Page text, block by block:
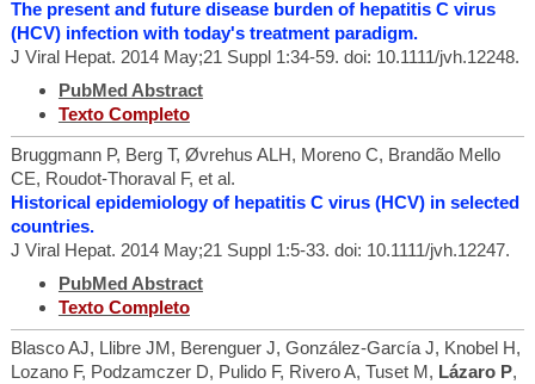
The present and future disease burden of hepatitis C virus
(HCV) infection with today's treatment paradigm.
J Viral Hepat. 2014 May;21 Suppl 1:34-59. doi: 10.1111/jvh.12248.
PubMed Abstract
Texto Completo
Bruggmann P, Berg T, Øvrehus ALH, Moreno C, Brandão Mello
CE, Roudot-Thoraval F, et al.
Historical epidemiology of hepatitis C virus (HCV) in selected
countries.
J Viral Hepat. 2014 May;21 Suppl 1:5-33. doi: 10.1111/jvh.12247.
PubMed Abstract
Texto Completo
Blasco AJ, Llibre JM, Berenguer J, González-García J, Knobel H,
Lozano F, Podzamczer D, Pulido F, Rivero A, Tuset M, Lázaro P,